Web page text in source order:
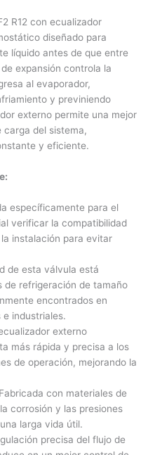
R12 con ecualizador
diseñado para
líquido antes de que entre
expansión controla la
al evaporador,
y previniendo
externo permite una mejor
carga del sistema,
y eficiente.
específicamente para el
verificar la compatibilidad
instalación para evitar
de esta válvula está
de refrigeración de tamaño
encontrados en
industriales.
externo
más rápida y precisa a los
de operación, mejorando la
Fabricada con materiales de
corrosión y las presiones
larga vida útil.
precisa del flujo de